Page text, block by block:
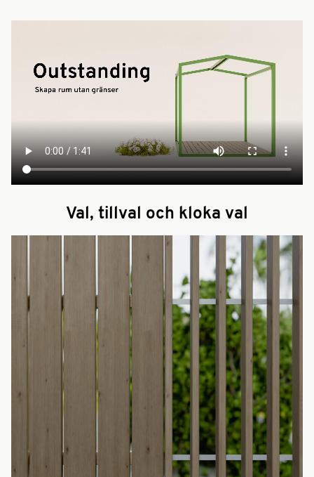
Val, tillval och kloka val